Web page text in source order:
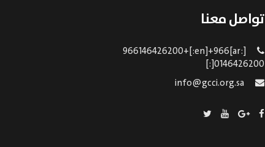
تواصل معنا
[:ar]966146426200+[:en]+966
0146426200[:]